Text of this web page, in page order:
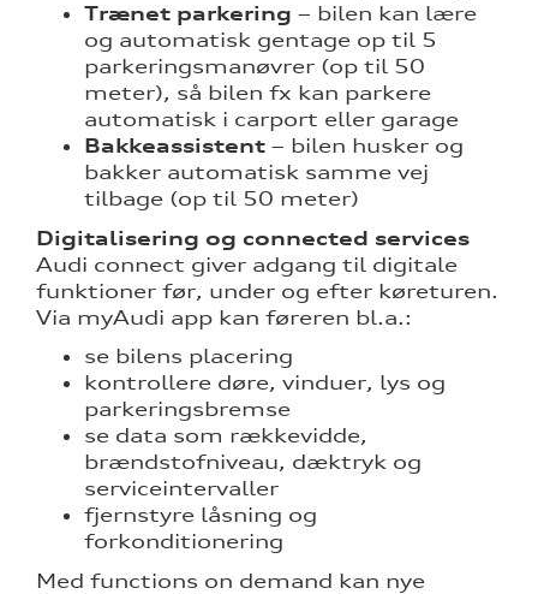
Trænet parkering – bilen kan lære
og automatisk gentage op til 5
parkeringsmanøvrer (op til 50
meter), så bilen fx kan parkere
automatisk i carport eller garage
Bakkeassistent – bilen husker og
bakker automatisk samme vej
tilbage (op til 50 meter)
Digitalisering og connected services
Audi connect giver adgang til digitale
funktioner før, under og efter køreturen.
Via myAudi app kan føreren bl.a.:
se bilens placering
kontrollere døre, vinduer, lys og
parkeringsbremse
se data som rækkevidde,
brændstofniveau, dæktryk og
serviceintervaller
fjernstyre låsning og
forkonditionering
Med functions on demand kan nye